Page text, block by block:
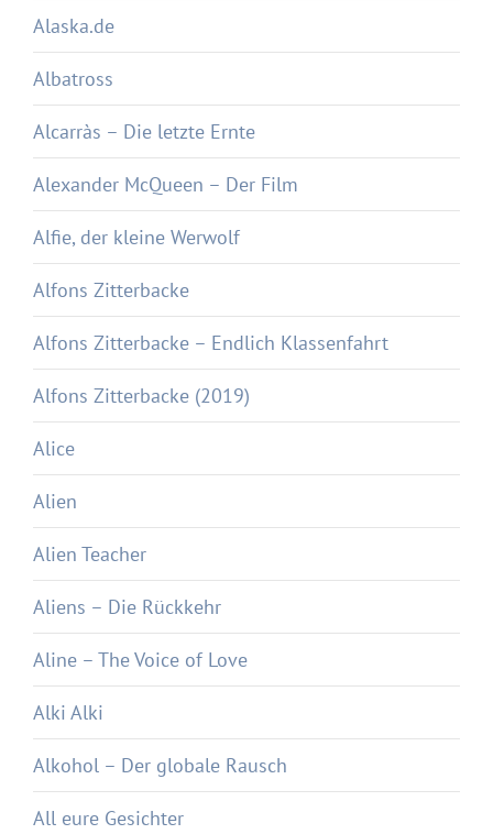
Alaska.de
Albatross
Alcarràs – Die letzte Ernte
Alexander McQueen – Der Film
Alfie, der kleine Werwolf
Alfons Zitterbacke
Alfons Zitterbacke – Endlich Klassenfahrt
Alfons Zitterbacke (2019)
Alice
Alien
Alien Teacher
Aliens – Die Rückkehr
Aline – The Voice of Love
Alki Alki
Alkohol – Der globale Rausch
All eure Gesichter